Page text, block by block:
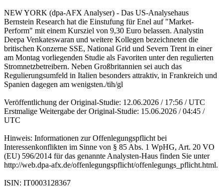
NEW YORK (dpa-AFX Analyser) - Das US-Analysehaus
Bernstein Research hat die Einstufung für Enel auf "Market-
Perform" mit einem Kursziel von 9,30 Euro belassen. Analystin
Deepa Venkateswaran und weitere Kollegen bezeichneten die
britischen Konzerne SSE, National Grid und Severn Trent in einer
am Montag vorliegenden Studie als Favoriten unter den regulierten
Stromnetzbetreibern. Neben Großbritannien sei auch das
Regulierungsumfeld in Italien besonders attraktiv, in Frankreich und
Spanien dagegen am wenigsten./tih/gl
Veröffentlichung der Original-Studie: 12.06.2026 / 17:56 / UTC
Erstmalige Weitergabe der Original-Studie: 15.06.2026 / 04:45 /
UTC
Hinweis: Informationen zur Offenlegungspflicht bei
Interessenkonflikten im Sinne von § 85 Abs. 1 WpHG, Art. 20 VO
(EU) 596/2014 für das genannte Analysten-Haus finden Sie unter
http://web.dpa-afx.de/offenlegungspflicht/offenlegungs_pflicht.html.
ISIN: IT0003128367